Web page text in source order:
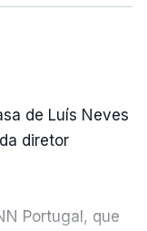
de Luís Neves
diretor
Portugal, que